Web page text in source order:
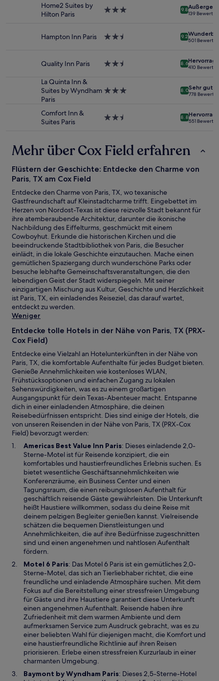
Home2 Suites by
Hilton Paris
3.0-
9.8
139
Hampton Inn Paris
2.5-
9.2
501
Quality Inn Paris
2.5-
8.6
410
La Quinta Inn &
Suites by Wyndham
Paris
3.0-
8.0Sehr gut
778
Comfort Inn &
Suites Paris
2.5-
8.8
551
Mehr über Cox Field erfahren
Flüstern der Geschichte: Entdecke den Charme von
Paris, TX am Cox Field
Entdecke den Charme von Paris, TX, wo texanische
Gastfreundschaft auf Kleinstadtcharme trifft. Eingebettet im
Herzen von Nordost-Texas ist diese reizvolle Stadt bekannt für
ihre atemberaubende Architektur, darunter die ikonische
Nachbildung des Eiffelturms, geschmückt mit einem
Cowboyhut. Erkunde die historischen Kirchen und die
beeindruckende Stadtbibliothek von Paris, die Besucher
einlädt, in die lokale Geschichte einzutauchen. Mache einen
gemütlichen Spaziergang durch wunderschöne Parks oder
besuche lebhafte Gemeinschaftsveranstaltungen, die den
lebendigen Geist der Stadt widerspiegeln. Mit seiner
einzigartigen Mischung aus Kultur, Geschichte und Herzlichkeit
ist Paris, TX, ein einladendes Reiseziel, das darauf wartet,
entdeckt zu werden.
Weniger
Entdecke tolle Hotels in der Nähe von Paris, TX (PRX-
Cox Field)
Entdecke eine Vielzahl an Hotelunterkünften in der Nähe von
Paris, TX, die komfortable Aufenthalte für jedes Budget bieten.
Genieße Annehmlichkeiten wie kostenloses WLAN,
Frühstücksoptionen und einfachen Zugang zu lokalen
Sehenswürdigkeiten, was es zu einem großartigen
Ausgangspunkt für dein Texas-Abenteuer macht. Entspanne
dich in einer einladenden Atmosphäre, die deinen
Reisebedürfnissen entspricht. Dies sind einige der Hotels, die
von unseren Reisenden in der Nähe von Paris, TX (PRX-Cox
Field) bevorzugt werden:
Americas Best Value Inn ParisW
i
r
d
i
n
e
i
n
e
m
n
e
n
F
e
n
s
t
e
r
g
e
f
: Dieses einladende 2,0-
Sterne-Motel ist für Reisende konzipiert, die ein
komfortables und haustierfreundliches Erlebnis suchen. Es
bietet wesentliche Geschäftsannehmlichkeiten wie
Konferenzräume, ein Business Center und einen
Tagungsraum, die einen reibungslosen Aufenthalt für
geschäftlich reisende Gäste gewährleisten. Die Unterkunft
heißt Haustiere willkommen, sodass du deine Reise mit
deinem pelzigen Begleiter genießen kannst. Vielreisende
schätzen die bequemen Dienstleistungen und
Annehmlichkeiten, die auf ihre Bedürfnisse zugeschnitten
sind und einen angenehmen und nahtlosen Aufenthalt
fördern.
Motel 6 ParisW
i
r
d
i
n
e
i
n
e
m
n
u
: Das Motel 6 Paris ist ein gemütliches 2,0-
Sterne-Motel, das sich an Tierliebhaber richtet, die eine
freundliche und einladende Atmosphäre suchen. Mit dem
Fokus auf die Bereitstellung einer stressfreien Umgebung
für Gäste und ihre Haustiere garantiert diese Unterkunft
einen angenehmen Aufenthalt. Reisende haben ihre
Zufriedenheit mit dem warmen Ambiente und dem
aufmerksamen Service zum Ausdruck gebracht, was es zu
einer beliebten Wahl für diejenigen macht, die Komfort und
eine haustierfreundliche Richtlinie auf ihren Reisen
priorisieren. Erlebe einen stressfreien Kurzurlaub in einer
charmanten Umgebung.
Baymont by Wyndham ParisW
: Dieses 2,5-Sterne-Hotel